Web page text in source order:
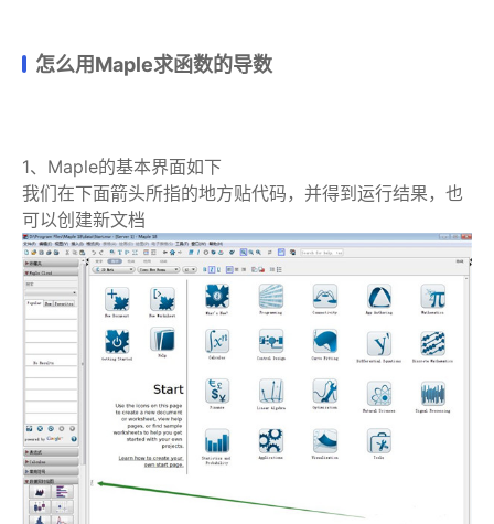
怎么用Maple求函数的导数
1、Maple的基本界面如下
我们在下面箭头所指的地方贴代码，并得到运行结果，也
可以创建新文档